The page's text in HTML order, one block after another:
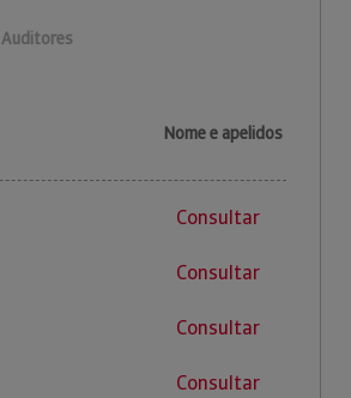
Auditores
Nome e apelidos
Consultar
Consultar
Consultar
Consultar